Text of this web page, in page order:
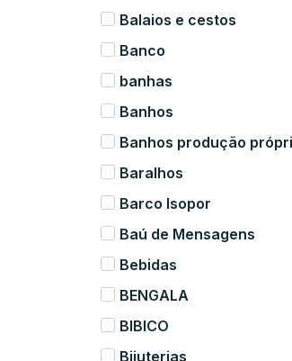
Balaios e cestos
Banco
banhas
Banhos
Banhos produção
Baralhos
Barco Isopor
Baú de Mensagens
Bebidas
BENGALA
BIBICO
Bijuterias